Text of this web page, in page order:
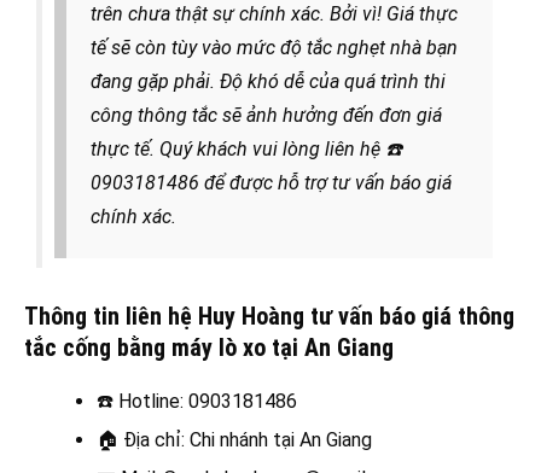
trên chưa thật sự chính xác. Bởi vì! Giá thực
tế sẽ còn tùy vào mức độ tắc nghẹt nhà bạn
đang gặp phải. Độ khó dễ của quá trình thi
công thông tắc sẽ ảnh hưởng đến đơn giá
thực tế. Quý khách vui lòng liên hệ ☎️
0903181486 để được hỗ trợ tư vấn báo giá
chính xác.
Thông tin liên hệ Huy Hoàng tư vấn báo giá thông
tắc cống bằng máy lò xo tại An Giang
☎️ Hotline: 0903181486
🏠 Địa chỉ: Chi nhánh tại An Giang